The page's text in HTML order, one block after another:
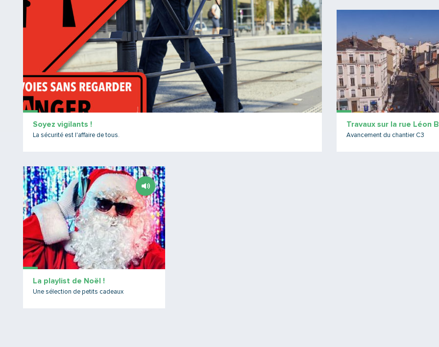
Soyez vigilants !
La sécurité est l'affaire de tous.
Travaux sur la rue Léon
Avancement du chantier C3
La playlist de Noël !
Une sélection de petits cadeaux